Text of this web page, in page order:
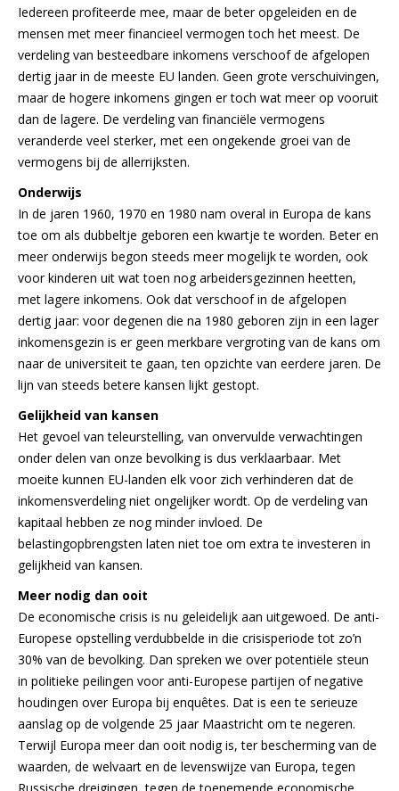
Iedereen profiteerde mee, maar de beter opgeleiden en de
mensen met meer financieel vermogen toch het meest. De
verdeling van besteedbare inkomens verschoof de afgelopen
dertig jaar in de meeste EU landen. Geen grote verschuivingen,
maar de hogere inkomens gingen er toch wat meer op vooruit
dan de lagere. De verdeling van financiële vermogens
veranderde veel sterker, met een ongekende groei van de
vermogens bij de allerrijksten.
Onderwijs
In de jaren 1960, 1970 en 1980 nam overal in Europa de kans
toe om als dubbeltje geboren een kwartje te worden. Beter en
meer onderwijs begon steeds meer mogelijk te worden, ook
voor kinderen uit wat toen nog arbeidersgezinnen heetten,
met lagere inkomens. Ook dat verschoof in de afgelopen
dertig jaar: voor degenen die na 1980 geboren zijn in een lager
inkomensgezin is er geen merkbare vergroting van de kans om
naar de universiteit te gaan, ten opzichte van eerdere jaren. De
lijn van steeds betere kansen lijkt gestopt.
Gelijkheid van kansen
Het gevoel van teleurstelling, van onvervulde verwachtingen
onder delen van onze bevolking is dus verklaarbaar. Met
moeite kunnen EU-landen elk voor zich verhinderen dat de
inkomensverdeling niet ongelijker wordt. Op de verdeling van
kapitaal hebben ze nog minder invloed. De
belastingopbrengsten laten niet toe om extra te investeren in
gelijkheid van kansen.
Meer nodig dan ooit
De economische crisis is nu geleidelijk aan uitgewoed. De anti-
Europese opstelling verdubbelde in die crisisperiode tot zo’n
30% van de bevolking. Dan spreken we over potentiële steun
in politieke peilingen voor anti-Europese partijen of negative
houdingen over Europa bij enquêtes. Dat is een te serieuze
aanslag op de volgende 25 jaar Maastricht om te negeren.
Terwijl Europa meer dan ooit nodig is, ter bescherming van de
waarden, de welvaart en de levenswijze van Europa, tegen